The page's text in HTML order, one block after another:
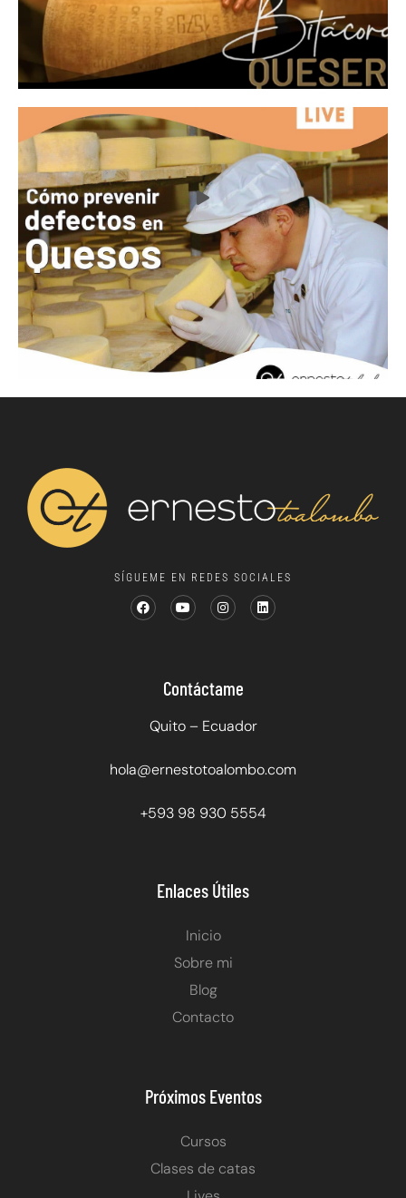
SÍGUEME EN REDES SOCIALES
Contáctame
Quito – Ecuador
hola@ernestotoalombo.com
+593 98 930 5554
Enlaces Útiles
Inicio
Sobre mi
Blog
Contacto
Próximos Eventos
Cursos
Clases de catas